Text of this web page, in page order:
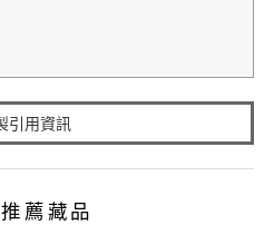
引用資訊
薦藏品